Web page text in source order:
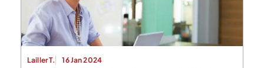
Lailler T. 16 Jan 2024